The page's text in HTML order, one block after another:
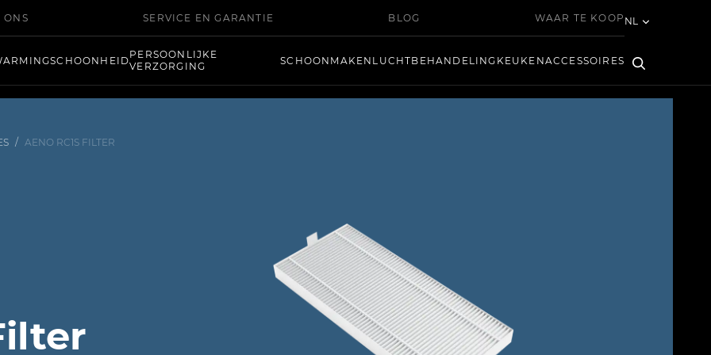
ONS SERVICE EN GARANTIE BLOG WAAR TE KOOP
SCHOONHEIDPERSOONLIJKE
VERZORGING
SCHOONMAKEN LUCHTBEHANDELING KEUKENACCESSOIRES
NL
/ AENO RC1S FILTER